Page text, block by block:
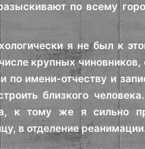
по всему
я не был к
крупных чиновников,
по имени-отчеству и
близкого
к тому же я сильно
в отделение